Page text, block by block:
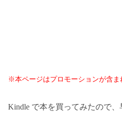
※本ページはプロモーションが含ま
Kindle で本を買ってみたので、